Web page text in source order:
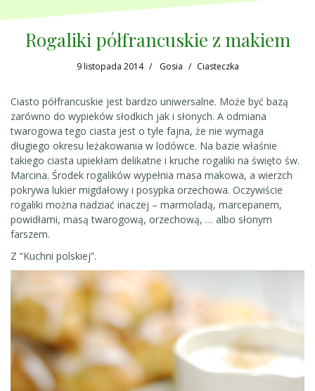
Rogaliki półfrancuskie z makiem
9 listopada 2014 Gosia Ciasteczka
Ciasto półfrancuskie jest bardzo uniwersalne. Może być bazą
zarówno do wypieków słodkich jak i słonych. A odmiana
twarogowa tego ciasta jest o tyle fajna, że nie wymaga
długiego okresu leżakowania w lodówce. Na bazie właśnie
takiego ciasta upiekłam delikatne i kruche rogaliki na święto św.
Marcina. Środek rogalików wypełnia masa makowa, a wierzch
pokrywa lukier migdałowy i posypka orzechowa. Oczywiście
rogaliki można nadziać inaczej – marmoladą, marcepanem,
powidłami, masą twarogową, orzechową, … albo słonym
farszem.
Z “Kuchni polskiej”.